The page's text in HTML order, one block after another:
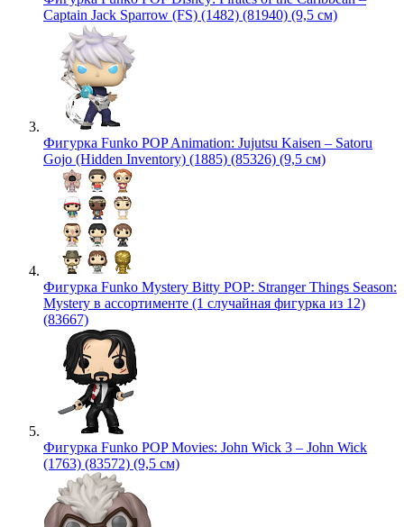
Captain Jack Sparrow (FS) (1482) (81940) (9,5 см)
Фигурка Funko POP Animation: Jujutsu Kaisen – Satoru
Gojo (Hidden Inventory) (1885) (85326) (9,5 см)
Фигурка Funko Mystery Bitty POP: Stranger Things Season:
Mystery в ассортименте (1 случайная фигурка из 12)
(83667)
Фигурка Funko POP Movies: John Wick 3 – John Wick
(1763) (83572) (9,5 см)